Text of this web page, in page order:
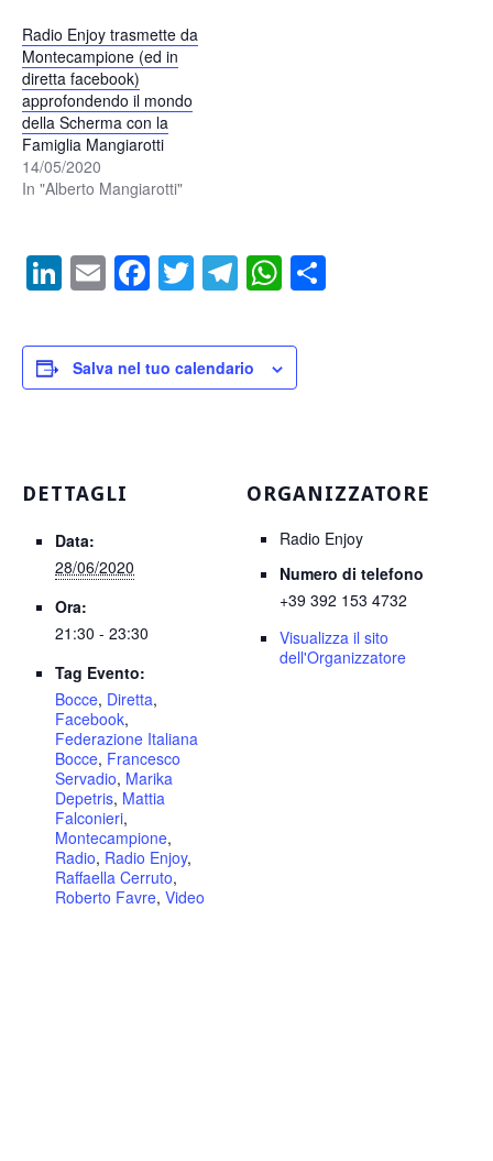
Radio Enjoy trasmette da
Montecampione (ed in
diretta facebook)
approfondendo il mondo
della Scherma con la
Famiglia Mangiarotti
14/05/2020
In "Alberto Mangiarotti"
LinkedIn
EmailFacebook
TwitterTelegram
WhatsApp
Salva nel tuo calendario
DETTAGLI
Data:
28/06/2020
Ora:
21:30 - 23:30
Tag Evento:
Bocce, Diretta,
Facebook,
Federazione Italiana
Bocce, Francesco
Servadio, Marika
Depetris, Mattia
Falconieri,
Montecampione,
Radio, Radio Enjoy,
Raffaella Cerruto,
Roberto Favre, Video
ORGANIZZATORE
Radio Enjoy
Numero di telefono
+39 392 153 4732
Visualizza il sito
dell'Organizzatore